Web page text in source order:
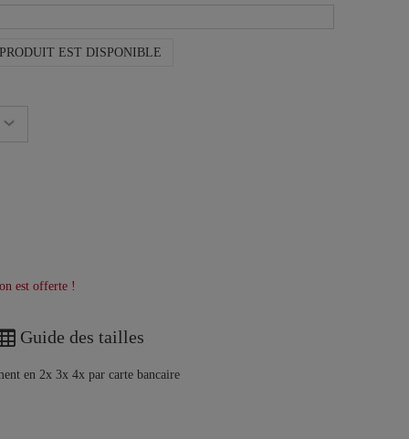
EST DISPONIBLE
est offerte !
Guide des tailles